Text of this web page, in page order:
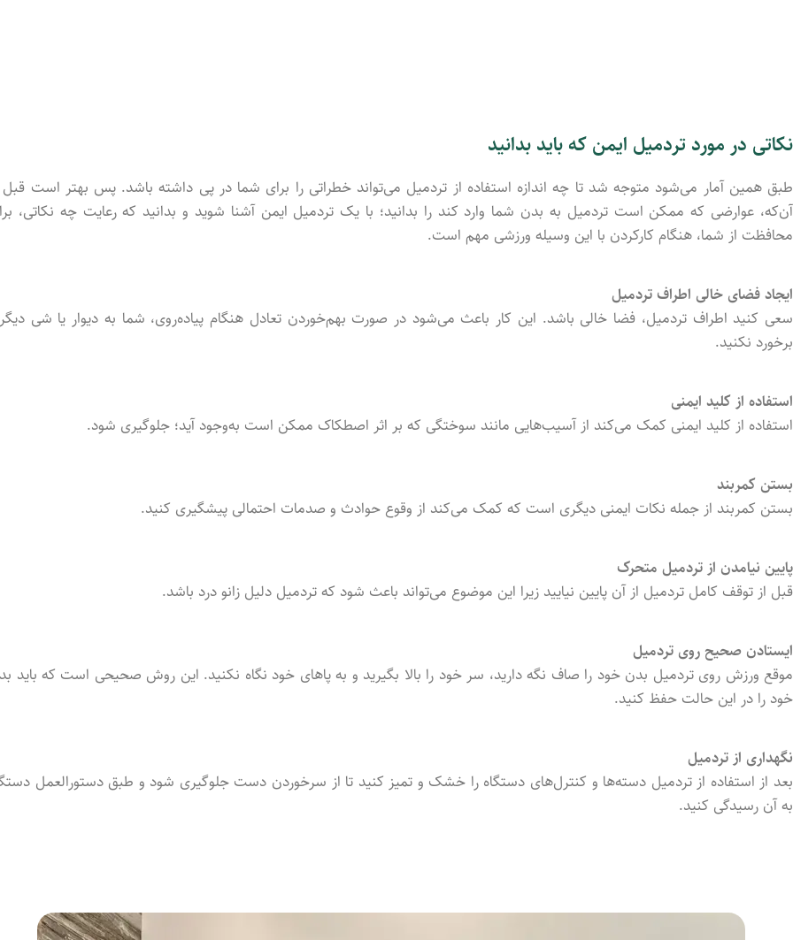
نکاتی در مورد تردمیل ایمن که باید بدانید
طبق همین آمار می‌شود متوجه شد تا چه اندازه‌ استفاده از تردمیل می‌تواند خطراتی را برای شما در پی داشته باشد. پس بهتر است قبل
آن‌که، عوارضی که ممکن است تردمیل به بدن شما وارد کند را بدانید؛ با یک تردمیل ایمن آشنا شوید و بدانید که رعایت چه نکاتی،
محافظت از شما، هنگام کارکردن با این وسیله ورزشی مهم است.
ایجاد فضای خالی اطراف تردمیل
سعی کنید اطراف تردمیل، فضا خالی باشد. این کار باعث می‌شود در صورت بهم‌خوردن تعادل هنگام پیاده‌روی، شما به دیوار یا شی
برخورد نکنید.
استفاده از کلید ایمنی
استفاده از کلید ایمنی کمک می‌کند از آسیب‌هایی مانند سوختگی که بر اثر اصطکاک ممکن است به‌وجود آید؛ جلوگیری شود.
بستن کمربند
بستن کمربند از جمله نکات ایمنی دیگری است که کمک می‌کند از وقوع حوادث و صدمات احتمالی پیشگیری کنید.
پایین نیامدن از تردمیل متحرک
قبل از توقف کامل تردمیل از آن پایین نیایید زیرا این موضوع می‌تواند باعث شود که تردمیل دلیل زانو درد باشد.
ایستادن صحیح روی تردمیل
موقع ورزش روی تردمیل بدن خود را صاف نگه دارید، سر خود را بالا بگیرید و به پاهای خود نگاه نکنید. این روش صحیحی است که باید
خود را در این حالت حفظ کنید.
نگهداری از تردمیل
بعد از استفاده از تردمیل دسته‌ها و کنترل‌های دستگاه را خشک و تمیز کنید تا از سرخوردن دست جلوگیری شود و طبق دستورالعمل
به آن رسیدگی کنید.